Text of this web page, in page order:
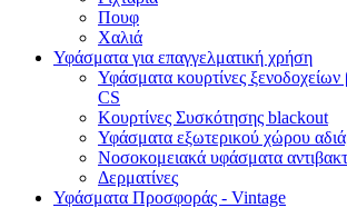
Πουφ
Χαλιά
Υφάσματα για επαγγελματική χρήση
Υφάσματα κουρτίνες
CS
Κουρτίνες Συσκότησης blackout
Υφάσματα εξωτερικού χώρου
Νοσοκομειακά υφάσματα
Δερματίνες
Υφάσματα Προσφοράς - Vintage